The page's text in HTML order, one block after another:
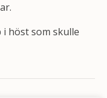
höst som skulle